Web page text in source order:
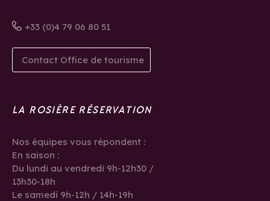
+33 (0)4 79 06 80 51
Contact Office de tourisme
LA ROSIÈRE RÉSERVATION
Nos équipes vous répondent :
En saison :
Du lundi au vendredi 9h-12h30 /
13h30-18h
Le samedi 9h-12h / 14h-19h